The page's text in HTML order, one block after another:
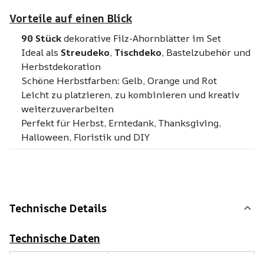
Vorteile auf einen Blick
90 Stückdekorative Filz-Ahornblätter im Set
Ideal als Streudeko, Tischdeko, Bastelzubehör und
Herbstdekoration
Schöne Herbstfarben: Gelb, Orange und Rot
Leicht zu platzieren, zu kombinieren und kreativ
weiterzuverarbeiten
Perfekt für Herbst, Erntedank, Thanksgiving,
Halloween, Floristik und DIY
Technische Details
Technische Daten